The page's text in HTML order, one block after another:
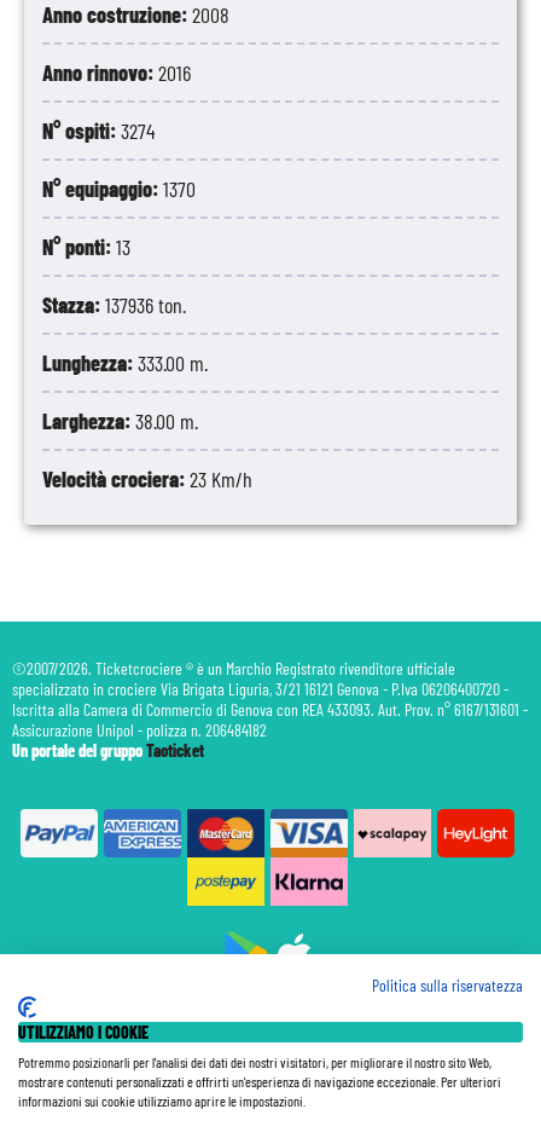
Anno costruzione:2008
Anno rinnovo:2016
N° ospiti:3274
N° equipaggio:1370
N° ponti:13
Stazza:137936 ton.
Lunghezza:333.00 m.
Larghezza:38.00 m.
Velocità crociera:23 Km/h
©2007/2026. Ticketcrociere ® è un Marchio Registrato rivenditore ufficiale
specializzato in crociere Via Brigata Liguria, 3/21 16121 Genova - P.Iva 06206400720 -
Iscritta alla Camera di Commercio di Genova con REA 433093. Aut. Prov. n° 6167/131601 -
Assicurazione Unipol - polizza n. 206484182
Un portale del gruppoTaoticket
Assicurazione
Le Tariffe pubblicate si intendono per persona (p.p.) con Tasse e Diritti Portuali inclusi. Le quote di
Politica sulla riservatezza
UTILIZZIAMO I COOKIE
Potremmo posizionarli per l'analisi dei dati dei nostri visitatori, per migliorare il nostro sito Web,
mostrare contenuti personalizzati e offrirti un'esperienza di navigazione eccezionale. Per ulteriori
informazioni sui cookie utilizziamo aprire le impostazioni.